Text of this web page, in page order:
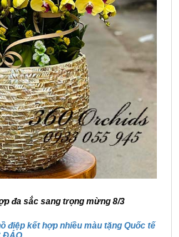
đa sắc sang trọng mừng 8/3
điệp kết hợp nhiều màu tặng Quốc tế